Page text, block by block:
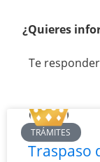
¿Quieres
Te
TRÁMITES
Traspaso